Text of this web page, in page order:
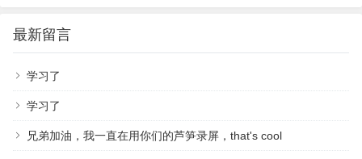
最新留言
学习了
学习了
兄弟加油，我一直在用你们的芦笋录屏，that's cool